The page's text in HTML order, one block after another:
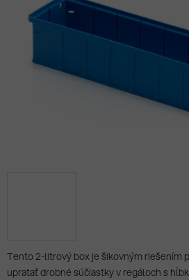
Tento 2-litrový box je šikovným riešením
upratať drobné súčiastky v regáloch s